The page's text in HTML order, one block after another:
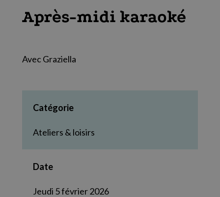
Après-midi karaoké
Avec Graziella
Catégorie
Ateliers & loisirs
Date
Jeudi 5 février 2026